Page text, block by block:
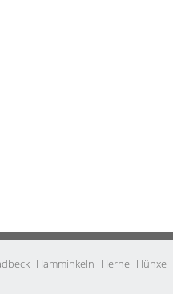
Hamminkeln Herne Hünxe